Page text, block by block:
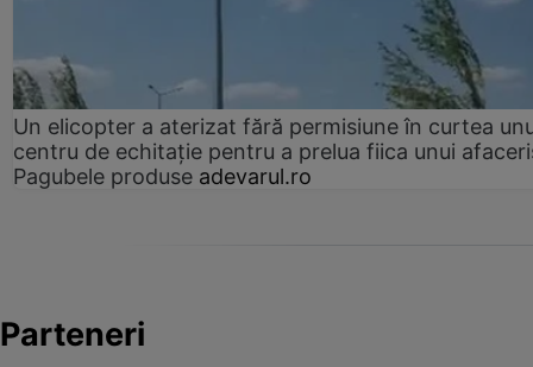
Un elicopter a aterizat fără permisiune în curtea
centru de echitație pentru a prelua fiica unui
Pagubele produse adevarul.ro
Parteneri